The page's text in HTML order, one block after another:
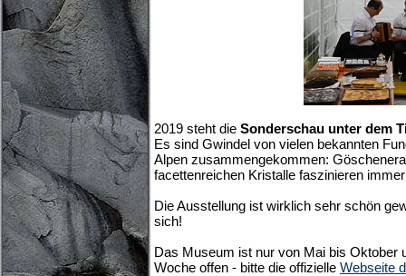
2019 steht die Sonderschau unter dem
Es sind Gwindel von vielen bekannten
Alpen zusammengekommen:
facettenreichen Kristalle faszinieren
Die Ausstellung ist wirklich sehr schön
sich!
Das Museum ist nur von Mai bis Oktober
Woche offen - bitte die offizielle Webseite